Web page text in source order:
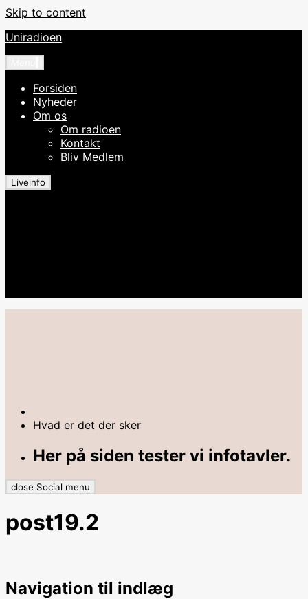
Skip to content
Uniradioen
Forsiden
Nyheder
Om os
Om radioen
Kontakt
Bliv Medlem
Liveinfo
Hvad er det der sker
Her på siden tester vi infotavler.
close Social menu
post19.2
Navigation til indlæg